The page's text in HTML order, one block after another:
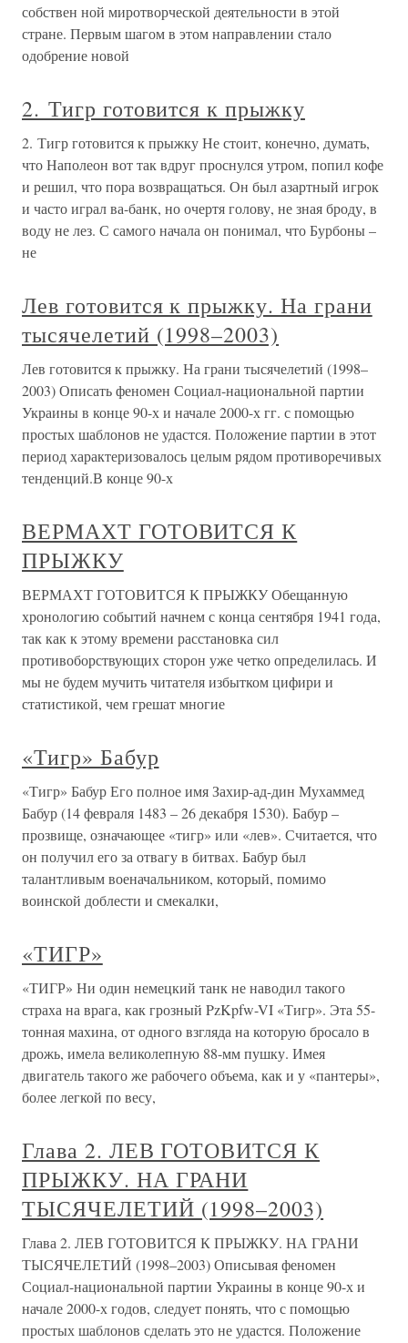
собствен ной миротворческой деятельности в этой
стране. Первым шагом в этом направлении стало
одобрение новой
2. Тигр готовится к прыжку
2. Тигр готовится к прыжку Не стоит, конечно, думать,
что Наполеон вот так вдруг проснулся утром, попил кофе
и решил, что пора возвращаться. Он был азартный игрок
и часто играл ва-банк, но очертя голову, не зная броду, в
воду не лез. С самого начала он понимал, что Бурбоны –
не
Лев готовится к прыжку. На грани
тысячелетий (1998–2003)
Лев готовится к прыжку. На грани тысячелетий (1998–
2003) Описать феномен Социал-национальной партии
Украины в конце 90-х и начале 2000-х гг. с помощью
простых шаблонов не удастся. Положение партии в этот
период характеризовалось целым рядом противоречивых
тенденций.В конце 90-х
ВЕРМАХТ ГОТОВИТСЯ К
ПРЫЖКУ
ВЕРМАХТ ГОТОВИТСЯ К ПРЫЖКУ Обещанную
хронологию событий начнем с конца сентября 1941 года,
так как к этому времени расстановка сил
противоборствующих сторон уже четко определилась. И
мы не будем мучить читателя избытком цифири и
статистикой, чем грешат многие
«Тигр» Бабур
«Тигр» Бабур Его полное имя Захир-ад-дин Мухаммед
Бабур (14 февраля 1483 – 26 декабря 1530). Бабур –
прозвище, означающее «тигр» или «лев». Считается, что
он получил его за отвагу в битвах. Бабур был
талантливым военачальником, который, помимо
воинской доблести и смекалки,
«ТИГР»
«ТИГР» Ни один немецкий танк не наводил такого
страха на врага, как грозный PzKpfw-VI «Тигр». Эта 55-
тонная махина, от одного взгляда на которую бросало в
дрожь, имела великолепную 88-мм пушку. Имея
двигатель такого же рабочего объема, как и у «пантеры»,
более легкой по весу,
Глава 2. ЛЕВ ГОТОВИТСЯ К
ПРЫЖКУ. НА ГРАНИ
ТЫСЯЧЕЛЕТИЙ (1998–2003)
Глава 2. ЛЕВ ГОТОВИТСЯ К ПРЫЖКУ. НА ГРАНИ
ТЫСЯЧЕЛЕТИЙ (1998–2003) Описывая феномен
Социал-национальной партии Украины в конце 90-х и
начале 2000-х годов, следует понять, что с помощью
простых шаблонов сделать это не удастся. Положение